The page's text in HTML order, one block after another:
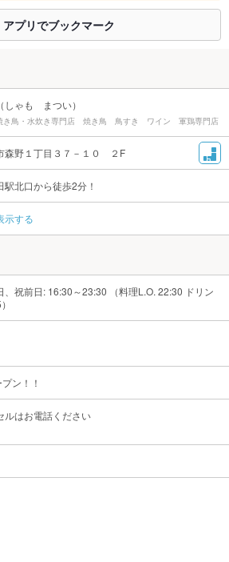
アプリでブックマーク
ゃも まつい）
鳥・水炊き専門店 焼き鳥 鳥すき ワイン 軍鶏専門店
森野１丁目３７－１０ ２F
駅北口から徒歩2分！
示する
、祝前日: 16:30～23:30 （料理L.O. 22:30 ドリン
ン！！
ルはお電話ください